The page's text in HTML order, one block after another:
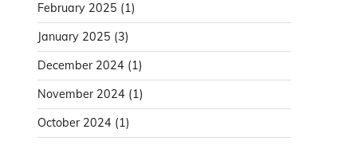
February 2025 (1)
January 2025 (3)
December 2024 (1)
November 2024 (1)
October 2024 (1)